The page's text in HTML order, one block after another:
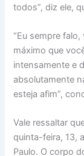
todos”, diz ele,
“Eu sempre
máximo que
intensamente e
absolutamente
esteja afim”,
Vale ressaltar
quinta-feira, 13,
Paulo. O corpo